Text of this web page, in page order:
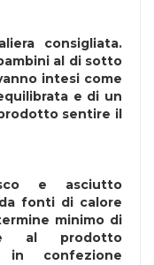
consigliata.
al di sotto
intesi come
e di un
sentire il
e asciutto
fonti di calore
minimo di
al prodotto
in confezione